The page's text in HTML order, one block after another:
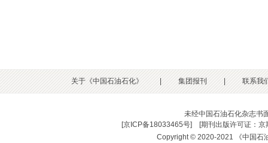
关于《中国石油石化》 集团报刊 联系我
未经中国石油石化杂志书
[京ICP备18033465号] [期刊出版许可证：
Copyright © 2020-2021 《中国石